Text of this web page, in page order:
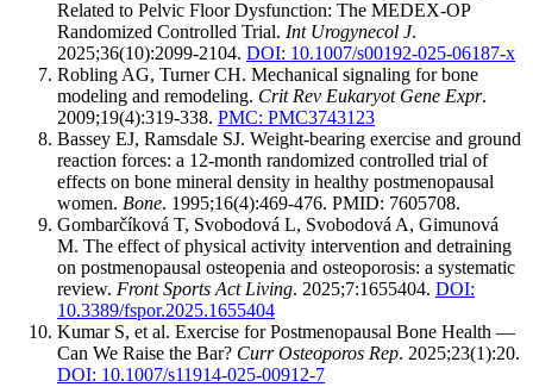
Related to Pelvic Floor Dysfunction: The MEDEX-OP
Randomized Controlled Trial. Int Urogynecol J.
2025;36(10):2099-2104. DOI: 10.1007/s00192-025-06187-x
Robling AG, Turner CH. Mechanical signaling for bone
modeling and remodeling. Crit Rev Eukaryot Gene Expr.
2009;19(4):319-338. PMC: PMC3743123
Bassey EJ, Ramsdale SJ. Weight-bearing exercise and ground
reaction forces: a 12-month randomized controlled trial of
effects on bone mineral density in healthy postmenopausal
women. Bone. 1995;16(4):469-476. PMID: 7605708.
Gombarčíková T, Svobodová L, Svobodová A, Gimunová
M. The effect of physical activity intervention and detraining
on postmenopausal osteopenia and osteoporosis: a systematic
review. Front Sports Act Living. 2025;7:1655404. DOI:
10.3389/fspor.2025.1655404
Kumar S, et al. Exercise for Postmenopausal Bone Health —
Can We Raise the Bar? Curr Osteoporos Rep. 2025;23(1):20.
DOI: 10.1007/s11914-025-00912-7